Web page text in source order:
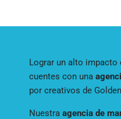
Lograr un alto impacto
cuentes con una
por creativos de
Nuestra agencia de